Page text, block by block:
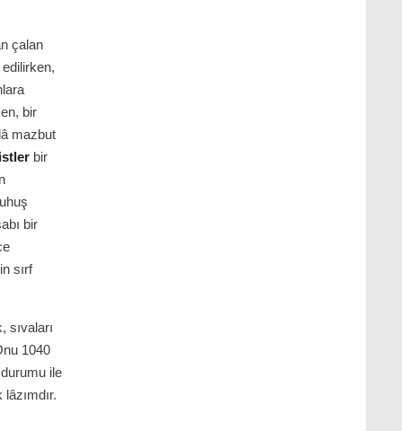
çalan
bir
mazbut
bir
bir
sırf
sıvaları
1040
ile